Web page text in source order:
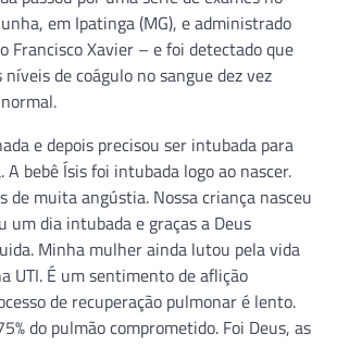
em Ipatinga (MG), e administrado
Francisco Xavier – e foi detectado que
de coágulo no sangue dez vez
e depois precisou ser intubada para
A bebê Ísis foi intubada logo ao nascer.
de muita angústia. Nossa criança nasceu
um dia intubada e graças a Deus
Minha mulher ainda lutou pela vida
UTI. É um sentimento de aflição
de recuperação pulmonar é lento.
do pulmão comprometido. Foi Deus, as